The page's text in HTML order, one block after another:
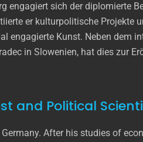
engagiert sich der diplomierte
er kulturpolitische Projekte
engagierte Kunst. Neben dem
in Slowenien, hat dies zur
and Political
After his studies of